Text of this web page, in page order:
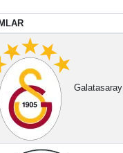
Galatasaray